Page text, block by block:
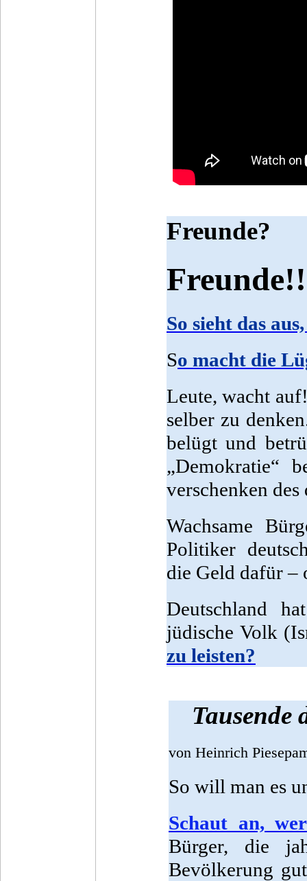
Freunde?
So sieht das
So macht die
Leute, wacht
selber zu
belügt und
„Demokratie“
verschenken des
Wachsame
Politiker
die Geld dafür –
Deutschland
jüdische Volk
zu leisten?
Tausende
von Heinrich
So will man es
Schaut an,
Bürger, die
Bevölkerung